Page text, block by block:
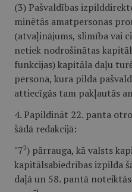
(3) Pašvaldības
minētās amatpersonas
(atvaļinājums, slimība vai
netiek nodrošinātas
funkcijas) kapitāla daļu
persona, kura pilda
attiecīgās tam pakļautās
4. Papildināt 22. panta
šādā redakcijā:
"72) pārrauga, kā valsts
kapitālsabiedrības izpilda
daļā un 58. pantā